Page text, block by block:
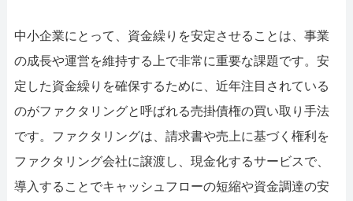
お電話で
お問合せ
スピード
査定依頼
メールで
お問い合わせ
名古屋支店直通
052-414-4107
福岡支店直通
092-419-2433
おすすめ記事
中小企業にとって、資金繰りを安定させることは、事業
の成長や運営を維持する上で非常に重要な課題です。安
定した資金繰りを確保するために、近年注目されている
のがファクタリングと呼ばれる売掛債権の買い取り手法
です。ファクタリングは、請求書や売上に基づく権利を
ファクタリング会社に譲渡し、現金化するサービスで、
導入することでキャッシュフローの短縮や資金調達の安